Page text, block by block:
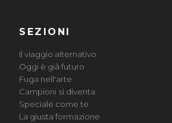
SEZIONI
Il viaggio alternativo
Oggi è già futuro
Fuga nell'arte
Campioni si diventa
Speciale come te
La giusta formazione